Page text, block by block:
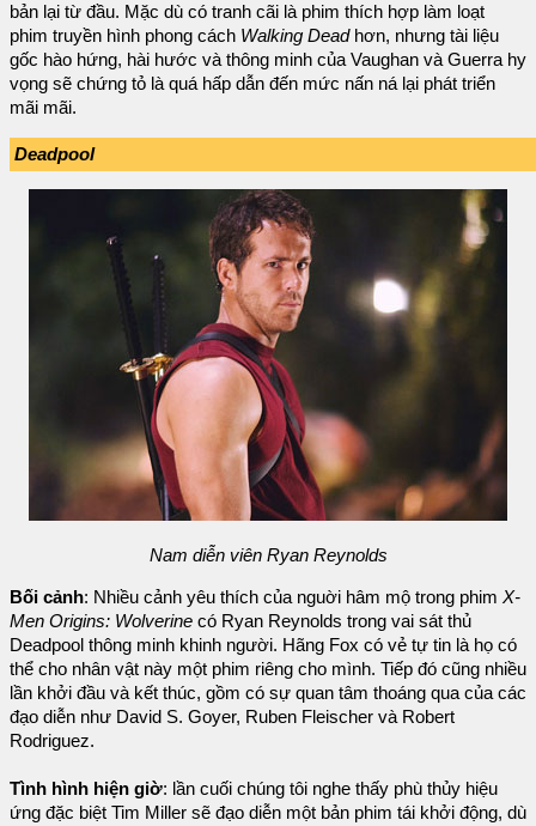
bản lại từ đầu. Mặc dù có tranh cãi là phim thích hợp làm loạt
phim truyền hình phong cách Walking Deadhơn, nhưng tài liệu
gốc hào hứng, hài hước và thông minh của Vaughan và Guerra hy
vọng sẽ chứng tỏ là quá hấp dẫn đến mức nấn ná lại phát triển
mãi mãi.
Deadpool
Nam diễn viên Ryan Reynolds
Bối cảnh: Nhiều cảnh yêu thích của nguời hâm mộ trong phim X-
Men Origins: Wolverine có Ryan Reynolds trong vai sát thủ
Deadpool thông minh khinh người. Hãng Fox có vẻ tự tin là họ có
thể cho nhân vật này một phim riêng cho mình. Tiếp đó cũng nhiều
lần khởi đầu và kết thúc, gồm có sự quan tâm thoáng qua của các
đạo diễn như David S. Goyer, Ruben Fleischer và Robert
Rodriguez.
Tình hình hiện giờ: lần cuối chúng tôi nghe thấy phù thủy hiệu
ứng đặc biệt Tim Miller sẽ đạo diễn một bản phim tái khởi động, dù